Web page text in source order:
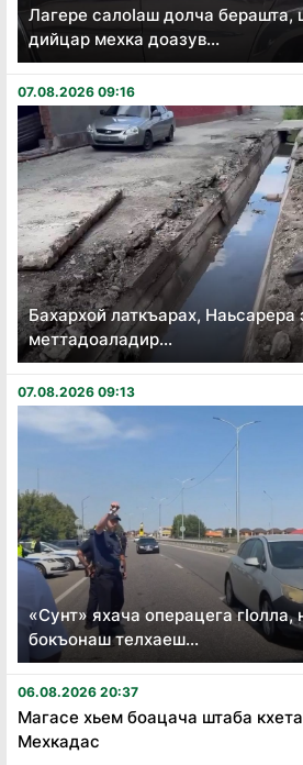
Лагере салоӏаш долча берашта,
дийцар мехка доазув...
07.08.2026 09:16
Бахархой латкъарах, Наьсарера
меттадоаладир...
07.08.2026 09:13
«Сунт» яхача операцега гӏолла,
бокъонаш телхаеш...
06.08.2026 20:37
Магасе хьем боацача штаба
Мехкадас